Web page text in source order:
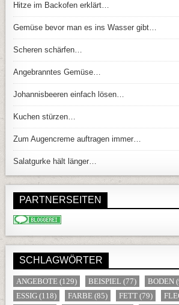
Hitze im Backofen erklärt…
Gemüse bevor man es ins Wasser gibt…
Scheren schärfen…
Angebranntes Gemüse…
Johannisbeeren einfach lösen…
Kuchen stürzen…
Zum Augencreme auftragen immer…
Salatgurke hält länger…
PARTNERSEITEN
SCHLAGWÖRTER
ANGEBOTE (129) BEISPIEL (77) BODEN
ESSIG (118) FARBE (85) FETT (79)